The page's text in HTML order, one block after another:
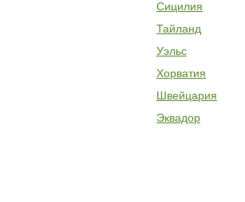
Сицилия
Тайланд
Уэльс
Хорватия
Швейцария
Эквадор